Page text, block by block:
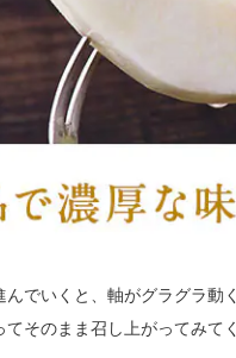
んでいくと、軸がグラグラ動
そのまま召し上がってみて